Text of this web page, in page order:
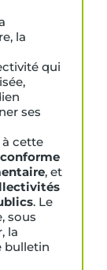
la
qui
ses
cette
conforme
, et
. Le
sous
la
bulletin